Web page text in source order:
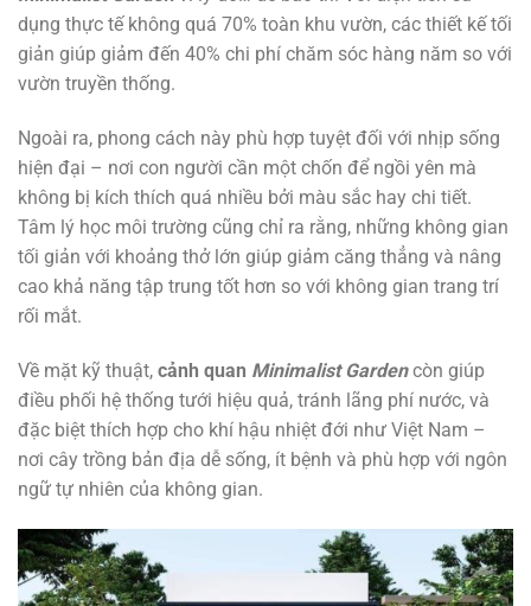
dụng thực tế không quá 70% toàn khu vườn, các thiết kế tối
giản giúp giảm đến 40% chi phí chăm sóc hàng năm so với
vườn truyền thống.
Ngoài ra, phong cách này phù hợp tuyệt đối với nhịp sống
hiện đại – nơi con người cần một chốn để ngồi yên mà
không bị kích thích quá nhiều bởi màu sắc hay chi tiết.
Tâm lý học môi trường cũng chỉ ra rằng, những không gian
tối giản với khoảng thở lớn giúp giảm căng thẳng và nâng
cao khả năng tập trung tốt hơn so với không gian trang trí
rối mắt.
Về mặt kỹ thuật, cảnh quan Minimalist Gardencòn giúp
điều phối hệ thống tưới hiệu quả, tránh lãng phí nước, và
đặc biệt thích hợp cho khí hậu nhiệt đới như Việt Nam –
nơi cây trồng bản địa dễ sống, ít bệnh và phù hợp với ngôn
ngữ tự nhiên của không gian.